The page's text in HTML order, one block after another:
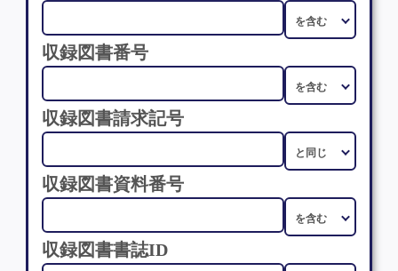
収録図書番号
収録図書請求記号
収録図書資料番号
収録図書書誌ID